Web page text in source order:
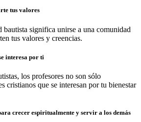
tus valores
bautista significa unirse a una comunidad
tus valores y creencias.
interesa por ti
los profesores no son sólo
cristianos que se interesan por tu bienestar
crecer espiritualmente y servir a los demás